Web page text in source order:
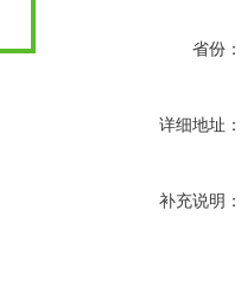
省份：
详细地址：
补充说明：